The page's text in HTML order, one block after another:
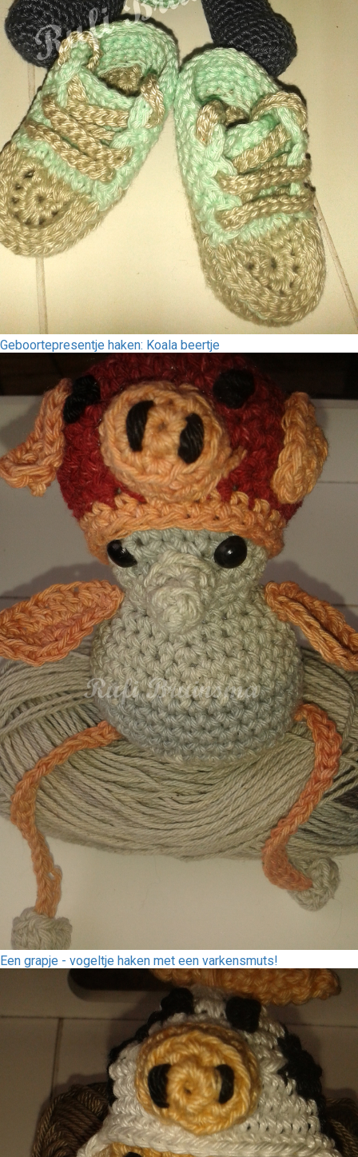
Geboortepresentje haken: Koala beertje
Een grapje - vogeltje haken met een varkensmuts!